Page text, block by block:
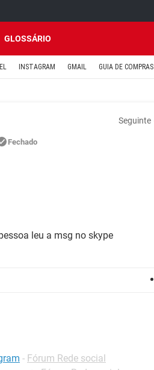
GLOSSÁRIO
INSTAGRAM GMAIL GUIA DE COMPRAS
Seguinte
Fechado
leu a msg no skype
- Fórum Rede social